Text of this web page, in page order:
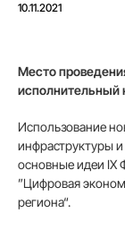
10.11.2021
Место
исполнительный
Использование
инфраструктуры
основные идеи IX
”Цифровая
региона“.